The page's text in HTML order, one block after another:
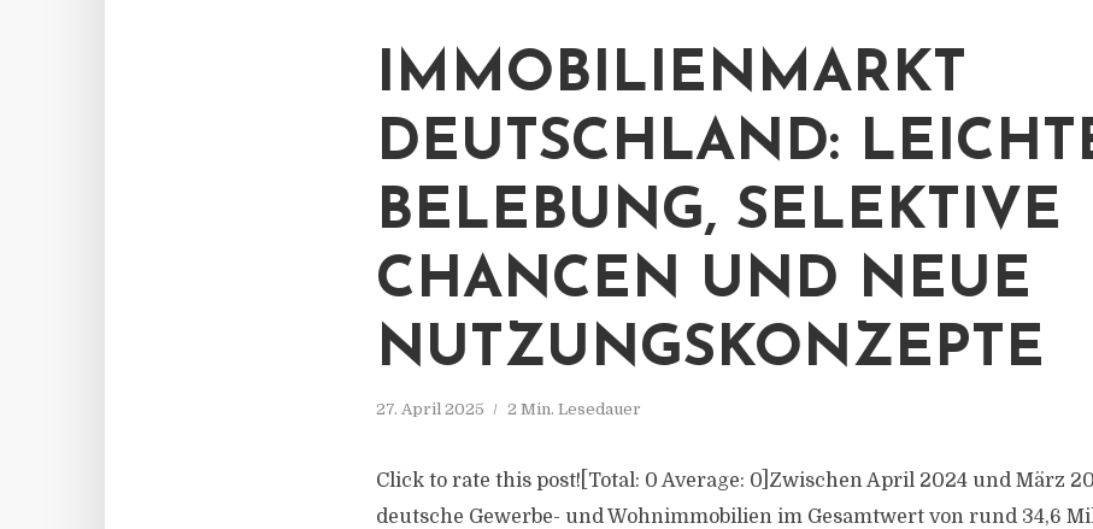
IMMOBILIENMARKT
DEUTSCHLAND:
BELEBUNG, SELEKTIVE
CHANCEN UND NEUE
NUTZUNGSKONZEPTE
27. April 2025 2 Min. Lesedauer
Click to rate this post![Total: 0 Average: 0]Zwischen April 2024 und März
deutsche Gewerbe- und Wohnimmobilien im Gesamtwert von rund 34,6